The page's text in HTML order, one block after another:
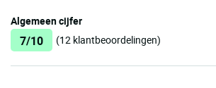
Algemeen cijfer
7/10 (12 klantbeoordelingen)